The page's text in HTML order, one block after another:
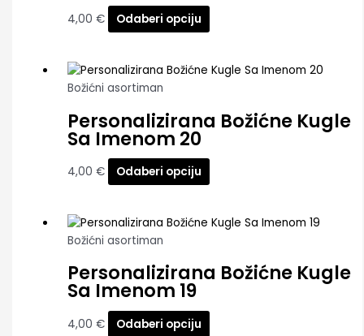
4,00 € Odaberi opciju
Božićni asortiman
Personalizirana Božićne Kugle
Sa Imenom 20
4,00 € Odaberi opciju
Božićni asortiman
Personalizirana Božićne Kugle
Sa Imenom 19
4,00 € Odaberi opciju